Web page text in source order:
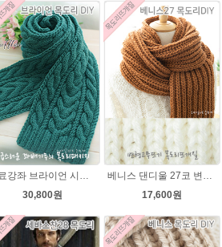
30,800원
17,600원